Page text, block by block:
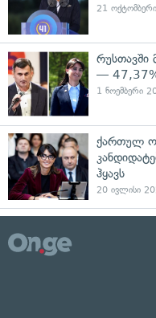
21
რუსთავში
—
1 ნოემბერი
ქართულ
ჰყავს
20 ივლისი